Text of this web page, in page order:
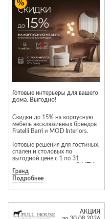
Приставные
столики
Сервировочные
столики
Туалетные
столики
Все стулья
Стулья
Табуреты
Двери
Входные двери
зонты
Грили
Диваны
Кресла
Столы
Душ
Готовые интерьеры для вашего
дома. Выгодно!
Скидки до 15% на корпусную
мебель эксклюзивных брендов
Fratelli Barri и MOD Interiors.
Готовые решения для гостиных,
спален и столовых по
выгодной цене с 1 по 31
«Гранд».
Гранд
Подробнее
АКЦИЯ